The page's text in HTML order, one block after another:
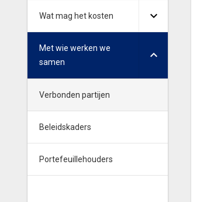
Wat mag het kosten
Met wie werken we
samen
Verbonden partijen
Beleidskaders
Portefeuillehouders